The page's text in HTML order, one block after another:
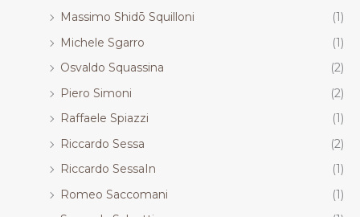
Massimo Shidō Squilloni
(1)
Michele Sgarro
(1)
Osvaldo Squassina
(2)
Piero Simoni
(2)
Raffaele Spiazzi
(1)
Riccardo Sessa
(2)
Riccardo SessaIn
(1)
Romeo Saccomani
(1)